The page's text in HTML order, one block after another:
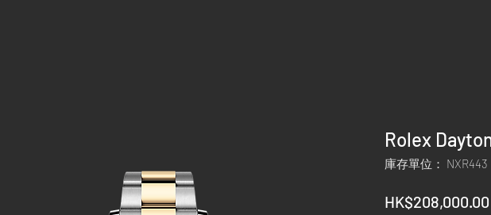
Rolex
庫存單位： NXR443
HK$208,000.00